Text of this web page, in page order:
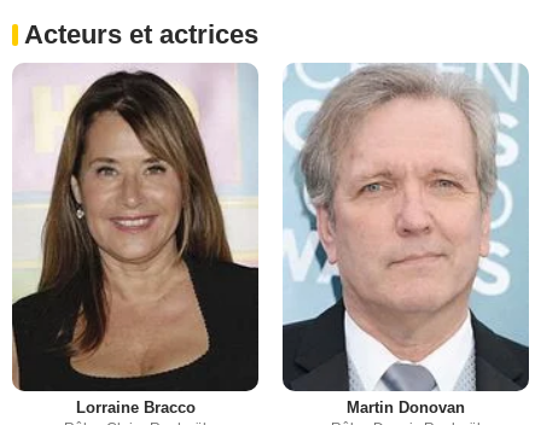
Acteurs et actrices
Lorraine Bracco Martin Donovan